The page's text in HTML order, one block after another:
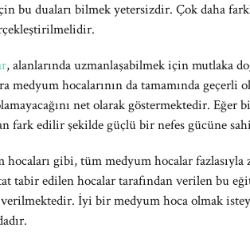
bu duaları bilmek yetersizdir. Çok daha
, alanlarında uzmanlaşabilmek için mutlaka
medyum hocalarının da tamamında
net olarak göstermektedir.
fark edilir şekilde güçlü bir nefes gücüne
hocaları gibi, tüm medyum hocalar
tabir edilen hocalar tarafından verilen bu
verilmektedir. İyi bir medyum hoca olmak